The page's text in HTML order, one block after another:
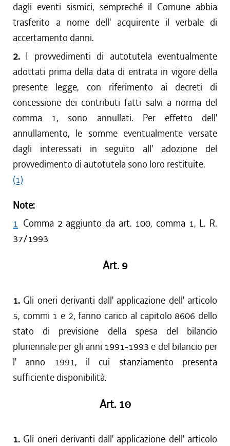
dagli eventi sismici, sempreché il Comune abbia
trasferito a nome dell' acquirente il verbale di
accertamento danni.
2. I provvedimenti di autotutela eventualmente
adottati prima della data di entrata in vigore della
presente legge, con riferimento ai decreti di
concessione dei contributi fatti salvi a norma del
comma 1, sono annullati. Per effetto dell'
annullamento, le somme eventualmente versate
dagli interessati in seguito all' adozione del
provvedimento di autotutela sono loro restituite.
(1)
Note:
1 Comma 2 aggiunto da art. 100, comma 1, L. R.
37/1993
Art. 9
1. Gli oneri derivanti dall' applicazione dell' articolo
5, commi 1 e 2, fanno carico al capitolo 8606 dello
stato di previsione della spesa del bilancio
pluriennale per gli anni 1991-1993 e del bilancio per
l' anno 1991, il cui stanziamento presenta
sufficiente disponibilità.
Art. 10
1. Gli oneri derivanti dall' applicazione dell' articolo